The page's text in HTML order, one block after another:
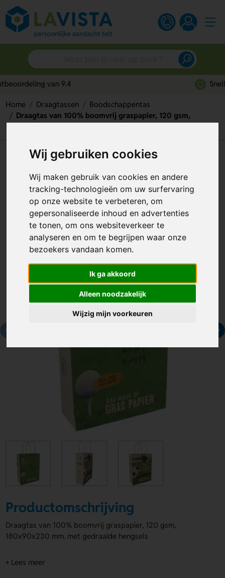
Wij gebruiken cookies
Wij maken gebruik van cookies en andere
tracking-technologieën om uw surfervaring
op onze website te verbeteren, om
gepersonaliseerde inhoud en advertenties
te tonen, om ons websiteverkeer te
analyseren en om te begrijpen waar onze
bezoekers vandaan komen.
Ik ga akkoord
Alleen noodzakelijk
Wijzig mijn voorkeuren
Home Draagtassen
Boodschappentas
Draagtas van 100% boomvrij graspapier, 120 gsm,
Draagtas van 100% boomvrij
graspapier, 120 gsm,
180x90x230 mm.
Artikelnummer:295987
Productomschrijving
Draagtas van 100% boomvrij graspapier, 120 gsm,
180x90x230 mm. met gedraaide hengsels
+ Lees meer